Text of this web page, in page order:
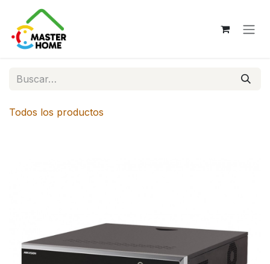
Ir al contenido
Todos los productos